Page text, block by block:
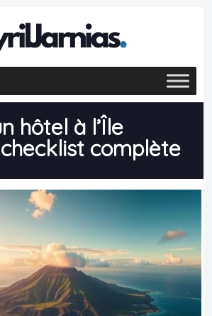
hôtel à l’Île
complète